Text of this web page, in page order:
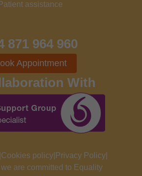
Patient assistance
871 964 960
Appointment
With
Cookies policy| Privacy Policy|
are committed to Equality